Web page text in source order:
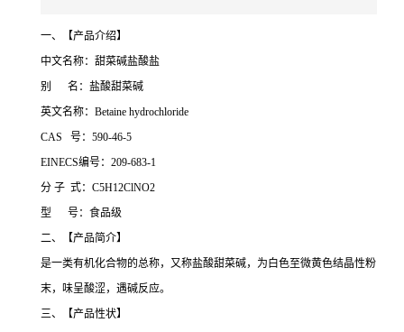
一、【产品介绍】
中文名称：甜菜碱盐酸盐
别 名：盐酸甜菜碱
英文名称：Betaine hydrochloride
CAS 号：590-46-5
EINECS编号：209-683-1
分 子 式：C5H12ClNO2
型 号：食品级
二、【产品简介】
是一类有机化合物的总称，又称盐酸甜菜碱，为白色至微黄色结晶性粉
末，味呈酸涩，遇碱反应。
三、【产品性状】